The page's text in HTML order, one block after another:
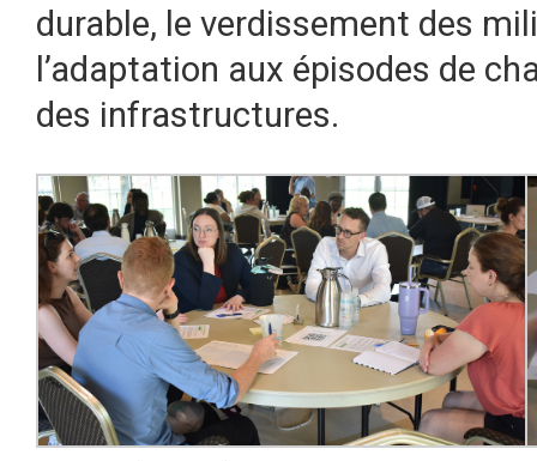
durable, le verdissement des
l’adaptation aux épisodes de
des infrastructures.